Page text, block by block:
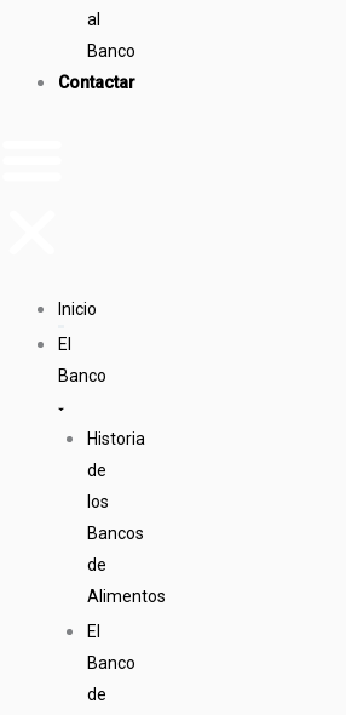
al
Banco
Contactar
Inicio
El
Banco
Historia
de
los
Bancos
de
Alimentos
El
Banco
de